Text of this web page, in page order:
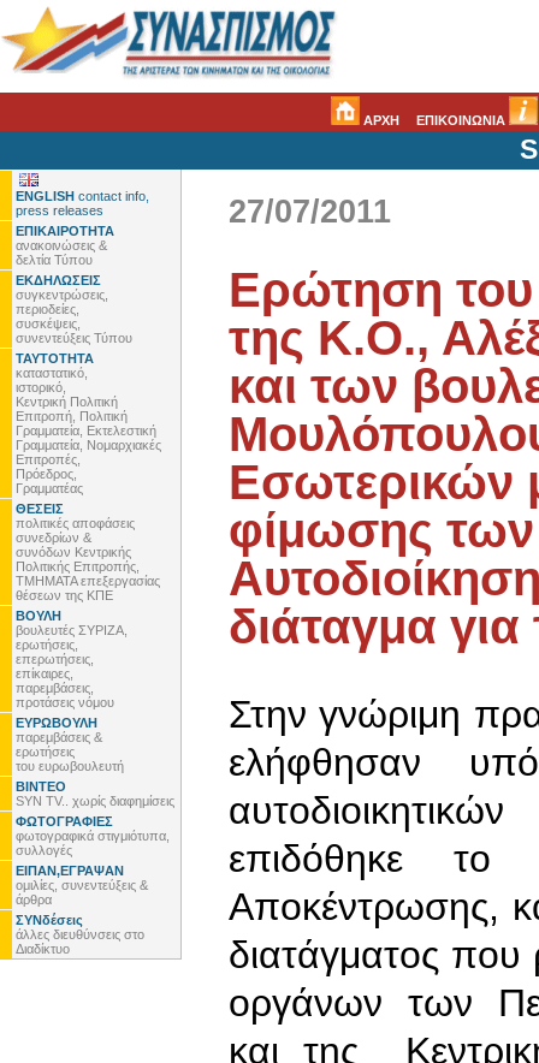
ΑΡΧΗ ΕΠΙΚΟΙΝΩΝΙΑ
ENGLISH contact info,
press releases
ΕΠΙΚΑΙΡΟΤΗΤΑ
ανακοινώσεις &
δελτία Τύπου
ΕΚΔΗΛΩΣΕΙΣ
συγκεντρώσεις,
περιοδείες,
συσκέψεις,
συνεντεύξεις Τύπου
ΤΑΥΤΟΤΗΤΑ
καταστατικό,
ιστορικό,
Κεντρική Πολιτική
Επιτροπή, Πολιτική
Γραμματεία, Εκτελεστική
Γραμματεία, Νομαρχιακές
Επιτροπές,
Πρόεδρος,
Γραμματέας
ΘΕΣΕΙΣ
πολιτικές αποφάσεις
συνεδρίων &
συνόδων Κεντρικής
Πολιτικής Επιτροπής,
ΤΜΗΜΑΤΑ επεξεργασίας
θέσεων της ΚΠΕ
ΒΟΥΛΗ
βουλευτές ΣΥΡΙΖΑ,
ερωτήσεις,
επερωτήσεις,
επίκαιρες,
παρεμβάσεις,
προτάσεις νόμου
ΕΥΡΩΒΟΥΛΗ
παρεμβάσεις &
ερωτήσεις
του ευρωβουλευτή
ΒΙΝΤΕΟ
SYN TV.. χωρίς διαφημίσεις
ΦΩΤΟΓΡΑΦΙΕΣ
φωτογραφικά στιγμιότυπα,
συλλογές
ΕΙΠΑΝ,ΕΓΡΑΨΑΝ
ομιλίες, συνεντεύξεις &
άρθρα
ΣΥΝδέσεις
άλλες διευθύνσεις στο
Διαδίκτυο
27/07/2011
Ερώτηση
της Κ.Ο.,
και των
Εσωτερικών
φίμωσης
διάταγμα
Στην γνώριμη
ελήφθησαν
επιδόθηκε το
Αποκέντρωσης,
διατάγματος που
οργάνων των
και της